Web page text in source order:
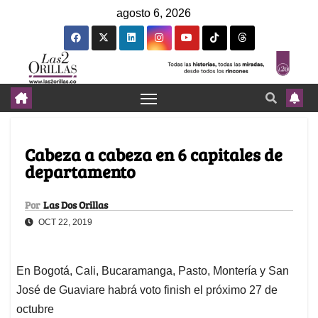
agosto 6, 2026
Cabeza a cabeza en 6 capitales de
departamento
Por Las Dos Orillas
OCT 22, 2019
En Bogotá, Cali, Bucaramanga, Pasto, Montería y San
José de Guaviare habrá voto finish el próximo 27 de
octubre